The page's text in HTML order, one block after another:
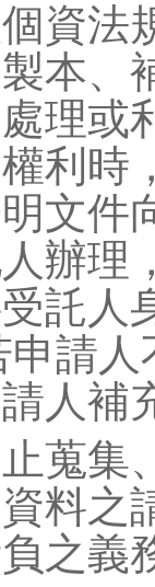
資法
本、
理或
利時
文件
辦理
託人
申請
人補
蒐集
料之
之義